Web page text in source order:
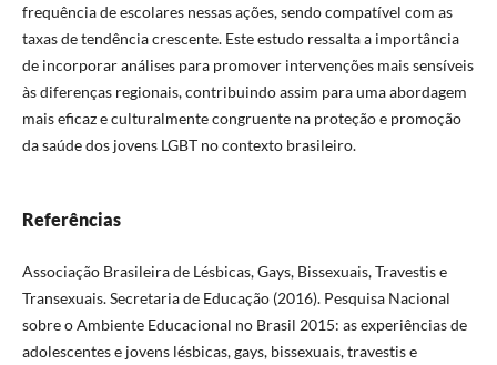
frequência de escolares nessas ações, sendo compatível com as
taxas de tendência crescente. Este estudo ressalta a importância
de incorporar análises para promover intervenções mais sensíveis
às diferenças regionais, contribuindo assim para uma abordagem
mais eficaz e culturalmente congruente na proteção e promoção
da saúde dos jovens LGBT no contexto brasileiro.
Referências
Associação Brasileira de Lésbicas, Gays, Bissexuais, Travestis e
Transexuais. Secretaria de Educação (2016). Pesquisa Nacional
sobre o Ambiente Educacional no Brasil 2015: as experiências de
adolescentes e jovens lésbicas, gays, bissexuais, travestis e